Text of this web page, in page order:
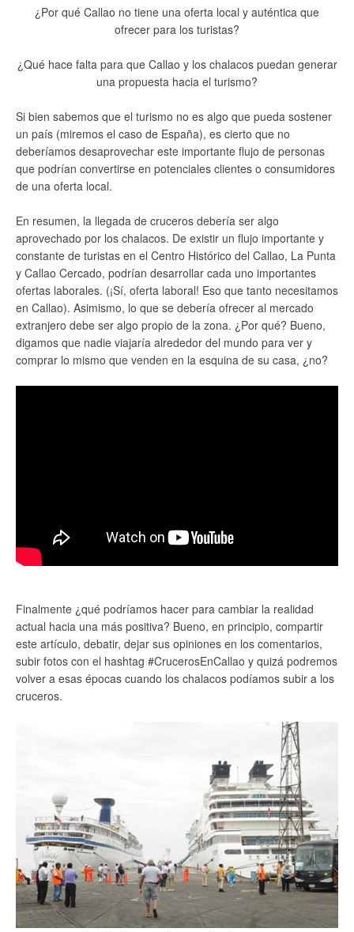
¿Por qué Callao no tiene una oferta local y auténtica que
ofrecer para los turistas?
¿Qué hace falta para que Callao y los chalacos puedan generar
una propuesta hacia el turismo?
Si bien sabemos que el turismo no es algo que pueda sostener
un país (miremos el caso de España), es cierto que no
deberíamos desaprovechar este importante flujo de personas
que podrían convertirse en potenciales clientes o consumidores
de una oferta local.
En resumen, la llegada de cruceros debería ser algo
aprovechado por los chalacos. De existir un flujo importante y
constante de turistas en el Centro Histórico del Callao, La Punta
y Callao Cercado, podrían desarrollar cada uno importantes
ofertas laborales. (¡Sí, oferta laboral! Eso que tanto necesitamos
en Callao). Asimismo, lo que se debería ofrecer al mercado
extranjero debe ser algo propio de la zona. ¿Por qué? Bueno,
digamos que nadie viajaría alrededor del mundo para ver y
comprar lo mismo que venden en la esquina de su casa, ¿no?
Finalmente ¿qué podríamos hacer para cambiar la realidad
actual hacia una más positiva? Bueno, en principio, compartir
este artículo, debatir, dejar sus opiniones en los comentarios,
subir fotos con el hashtag #CrucerosEnCallao y quizá podremos
volver a esas épocas cuando los chalacos podíamos subir a los
cruceros.